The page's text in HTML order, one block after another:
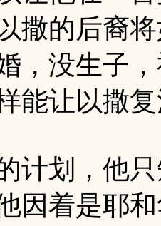
撒的后裔
，没生子
能让以撒
计划，他
因着是耶